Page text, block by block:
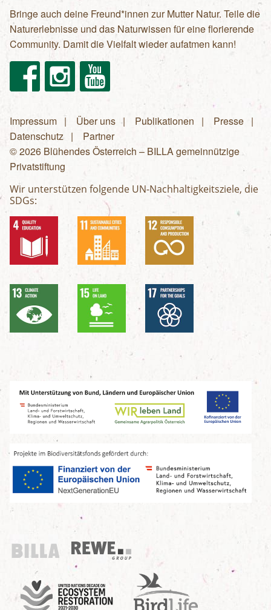
Bringe auch deine Freund*innen zur Mutter Natur. Teile die
Naturerlebnisse und das Naturwissen für eine florierende
Community. Damit die Vielfalt wieder aufatmen kann!
FacebookInstagram Youtube
Fußzeilenmenü
Impressum Über uns Publikationen
Presse
Datenschutz
Partner
© 2026 Blühendes Österreich – BILLA gemeinnützige
Privatstiftung
Wir unterstützen folgende UN-Nachhaltigkeitsziele, die
SDGs:
Billa
REWE Group
UN Decade
Birdlife